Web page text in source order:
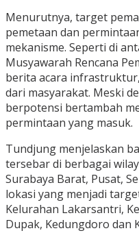
Menurutnya, target
pemetaan dan
mekanisme. Seperti di
Musyawarah Rencana
berita acara
dari masyarakat. Meski
berpotensi bertambah
permintaan yang masuk.
Tundjung menjelaskan
tersebar di berbagai
Surabaya Barat, Pusat,
lokasi yang menjadi
Kelurahan Lakarsantri,
Dupak, Kedungdoro dan